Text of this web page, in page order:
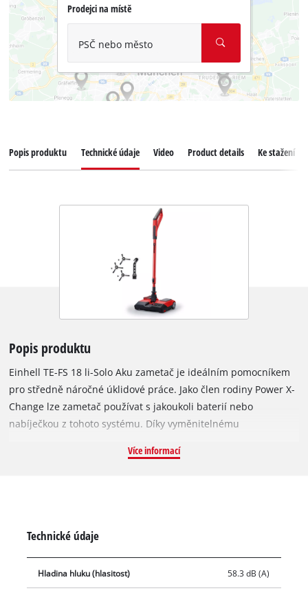
Prodejci na místě
PSČ nebo město
Popis produktu Technické údaje Video Product details Ke stažení
Popis produktu
Einhell TE-FS 18 li-Solo Aku zametač je ideálním pomocníkem
pro středně náročné úklidové práce. Jako člen rodiny Power X-
Change lze zametač používat s jakoukoli baterií nebo
nabíječkou z tohoto systému. Díky vyměnitelnému
bez kabelu: Pokud je baterie vybitá, jednoduše vložte další
Jeho Kompaktní a lehká konstrukce spolu s nastavitelnou
teleskopickou rukojetí s měkkým úchopem umožňuje
ergonomické zametání bez únavy pro každého uživatele. 250
Více informací
Technické údaje
Hladina hluku (hlasitost) 58.3 dB (A)